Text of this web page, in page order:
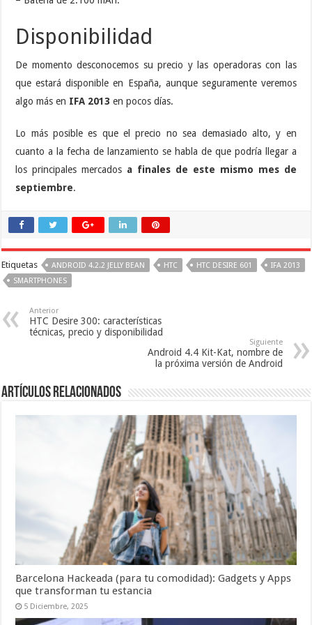
Disponibilidad
De momento desconocemos su precio y las operadoras con las
que estará disponible en España, aunque seguramente veremos
algo más en IFA 2013 en pocos días.
Lo más posible es que el precio no sea demasiado alto, y en
cuanto a la fecha de lanzamiento se habla de que podría llegar a
los principales mercados a finales de este mismo mes de
septiembre.
Etiquetas ANDROID 4.2.2 JELLY BEAN HTC HTC DESIRE 601
IFA 2013
SMARTPHONES
Anterior
HTC Desire 300: características
técnicas, precio y disponibilidad
Siguiente
Android 4.4 Kit-Kat, nombre de
la próxima versión de Android
Artículos relacionados
Barcelona Hackeada (para tu comodidad): Gadgets y Apps
que transforman tu estancia
5 Diciembre, 2025